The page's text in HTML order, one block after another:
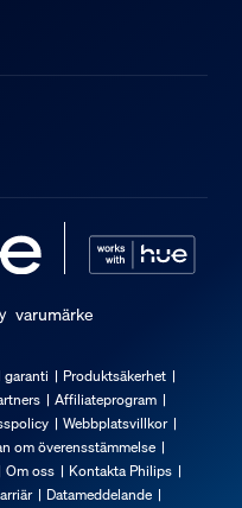
varumärke
garanti
Produktsäkerhet
Affiliateprogram
Webbplatsvillkor
om överensstämmelse
Om oss
Kontakta Philips
Datameddelande